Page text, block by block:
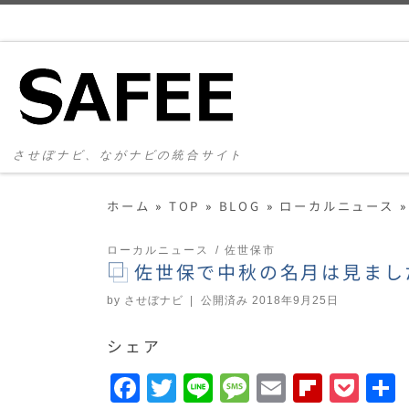
させぼナビ、ながナビの統合サイト
ホーム » TOP » BLOG » ローカルニュース »
ローカルニュース 佐世保市
佐世保で中秋の名月は見ま
by させぼナビ | 公開済み 2018年9月25日
シェア
F T Li M E F P